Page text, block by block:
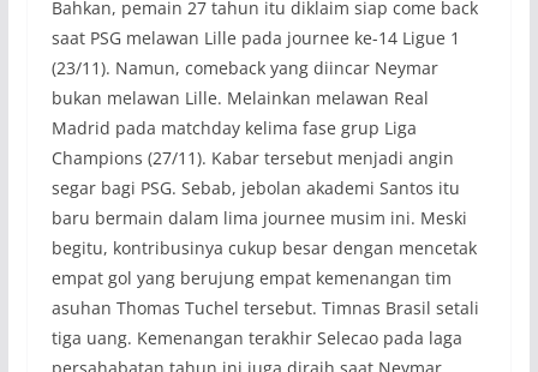
Bahkan, pemain 27 tahun itu diklaim siap come back
saat PSG melawan Lille pada journee ke-14 Ligue 1
(23/11). Namun, comeback yang diincar Neymar
bukan melawan Lille. Melainkan melawan Real
Madrid pada matchday kelima fase grup Liga
Champions (27/11). Kabar tersebut menjadi angin
segar bagi PSG. Sebab, jebolan akademi Santos itu
baru bermain dalam lima journee musim ini. Meski
begitu, kontribusinya cukup besar dengan mencetak
empat gol yang berujung empat kemenangan tim
asuhan Thomas Tuchel tersebut. Timnas Brasil setali
tiga uang. Kemenangan terakhir Selecao pada laga